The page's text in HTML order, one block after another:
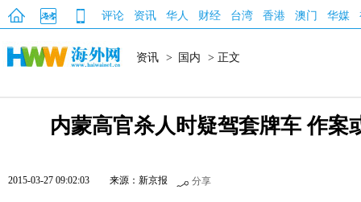
评论 资讯 华人 财经 台湾 香港 澳门 华媒
资讯 > 国内 > 正文
内蒙高官杀人时疑驾套牌车 作案
2015-03-27 09:02:03 来源：新京报 分享